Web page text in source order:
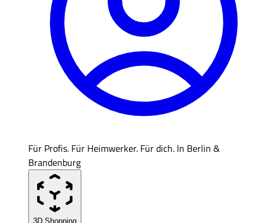
Für Profis. Für Heimwerker. Für dich. In Berlin &
Brandenburg
3D Shopping